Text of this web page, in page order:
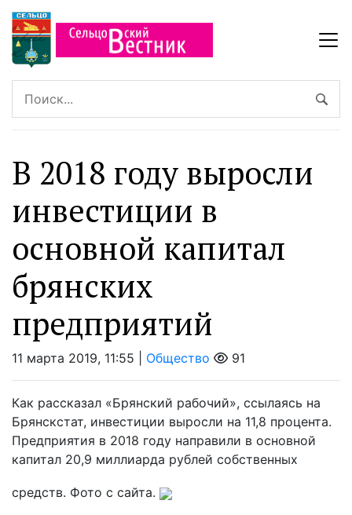
В 2018 году выросли
инвестиции в
основной капитал
брянских
предприятий
11 марта 2019, 11:55 | Общество 91
Как рассказал «Брянский рабочий», ссылаясь на
Брянскстат, инвестиции выросли на 11,8 процента.
Предприятия в 2018 году направили в основной
капитал 20,9 миллиарда рублей собственных
средств. Фото с сайта.